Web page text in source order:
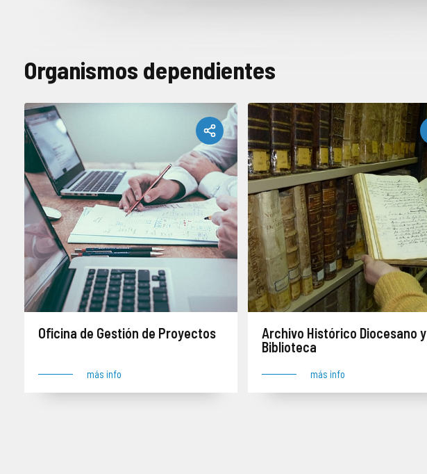
Organismos dependientes
Oficina de Gestión de Proyectos
más info
Archivo Histórico Diocesano y
Biblioteca
más info